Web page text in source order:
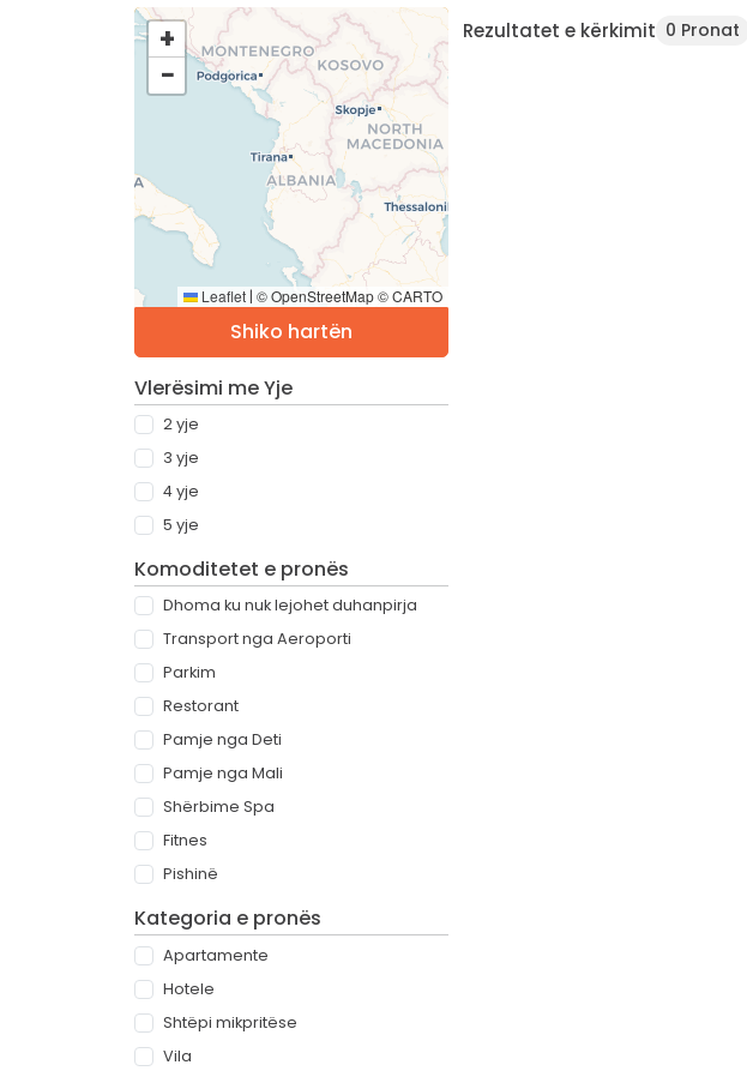
+
−
Leaflet | © OpenStreetMap © CARTO
Shiko hartën
Vlerësimi me Yje
2 yje
3 yje
4 yje
5 yje
Komoditetet e pronës
Dhoma ku nuk lejohet duhanpirja
Transport nga Aeroporti
Parkim
Restorant
Pamje nga Deti
Pamje nga Mali
Shërbime Spa
Fitnes
Pishinë
Kategoria e pronës
Apartamente
Hotele
Shtëpi mikpritëse
Vila
Rezultatet e kërkimit 0 Pronat